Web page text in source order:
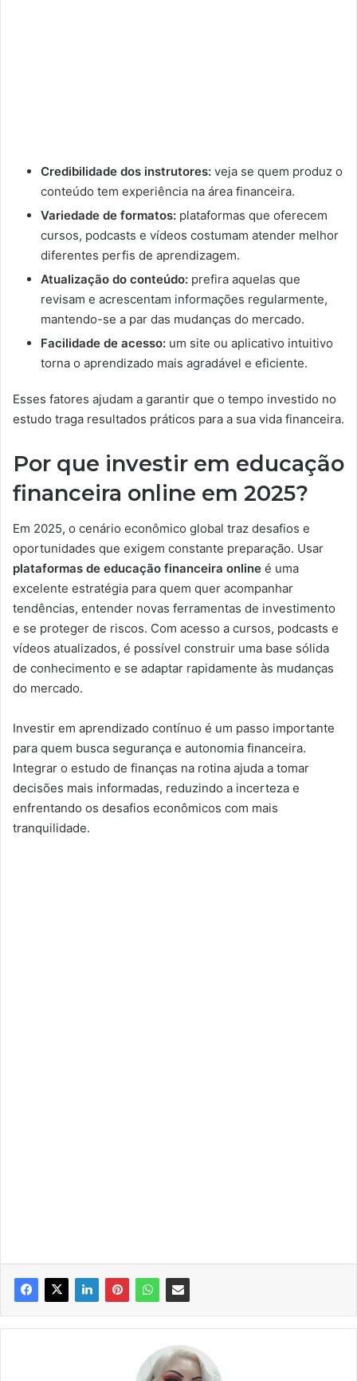
Credibilidade dos instrutores: veja se quem produz o
conteúdo tem experiência na área financeira.
Variedade de formatos: plataformas que oferecem
cursos, podcasts e vídeos costumam atender melhor
diferentes perfis de aprendizagem.
Atualização do conteúdo: prefira aquelas que
revisam e acrescentam informações regularmente,
mantendo-se a par das mudanças do mercado.
Facilidade de acesso: um site ou aplicativo intuitivo
torna o aprendizado mais agradável e eficiente.
Esses fatores ajudam a garantir que o tempo investido no
estudo traga resultados práticos para a sua vida financeira.
Por que investir em educação
financeira online em 2025?
Em 2025, o cenário econômico global traz desafios e
oportunidades que exigem constante preparação. Usar
plataformas de educação financeira online é uma
excelente estratégia para quem quer acompanhar
tendências, entender novas ferramentas de investimento
e se proteger de riscos. Com acesso a cursos, podcasts e
vídeos atualizados, é possível construir uma base sólida
de conhecimento e se adaptar rapidamente às mudanças
do mercado.
Investir em aprendizado contínuo é um passo importante
para quem busca segurança e autonomia financeira.
Integrar o estudo de finanças na rotina ajuda a tomar
decisões mais informadas, reduzindo a incerteza e
enfrentando os desafios econômicos com mais
tranquilidade.